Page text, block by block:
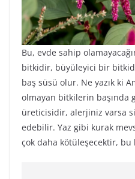
Bu, evde sahip
bitkidir, büyüleyici bir
baş süsü olur. Ne yazık ki
olmayan bitkilerin başında
üreticisidir, alerjiniz varsa
edebilir. Yaz gibi kurak
çok daha kötüleşecektir,